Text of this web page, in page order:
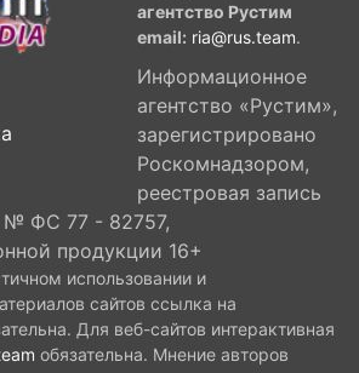
агентство Рустим
email: ria@rus.team.
Информационное
агентство «Рустим»,
зарегистрировано
Роскомнадзором,
реестровая запись
№ ФС 77 - 82757,
продукции 16+
использовании и
сайтов ссылка на
Для веб-сайтов интерактивная
обязательна. Мнение авторов